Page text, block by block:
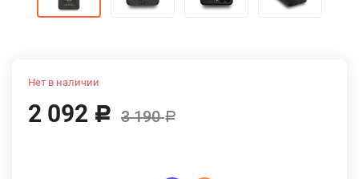
Нет в наличии
2 092 Р 3 190Р